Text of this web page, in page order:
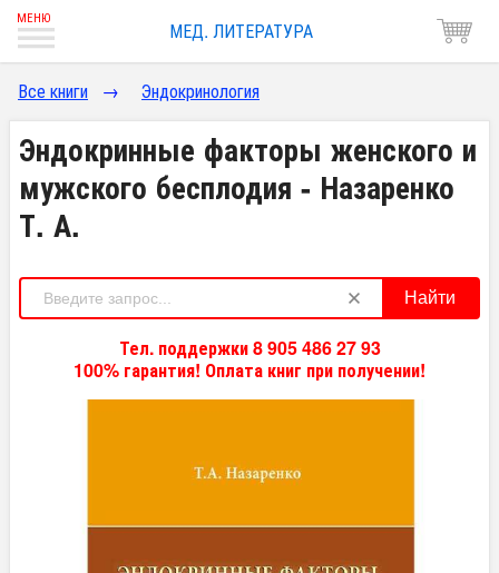
МЕД. ЛИТЕРАТУРА
Все книги → Эндокринология
Эндокринные факторы женского и
мужского бесплодия - Назаренко
Т. А.
Найти
Тел. поддержки 8 905 486 27 93
100% гарантия! Оплата книг при получении!